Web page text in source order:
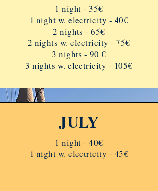
1 night - 35€
1 night w. electricity - 40€
2 nights - 65€
2 nights w. electricity - 75€
3 nights - 90 €
3 nights w. electricity - 105€
JULY
1 night - 40€
1 night w. electricity - 45€